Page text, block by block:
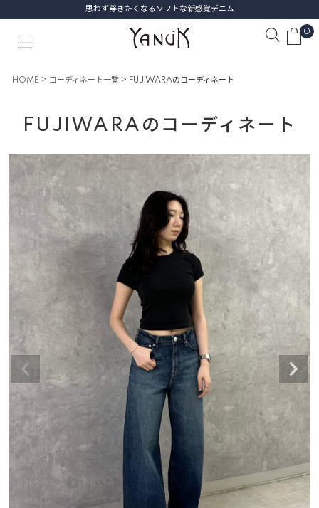
思わず穿きたくなるソフトな新感覚デニム
0
HOME コーディネート一覧 FUJIWARAのコーディネート
FUJIWARAのコーディネート